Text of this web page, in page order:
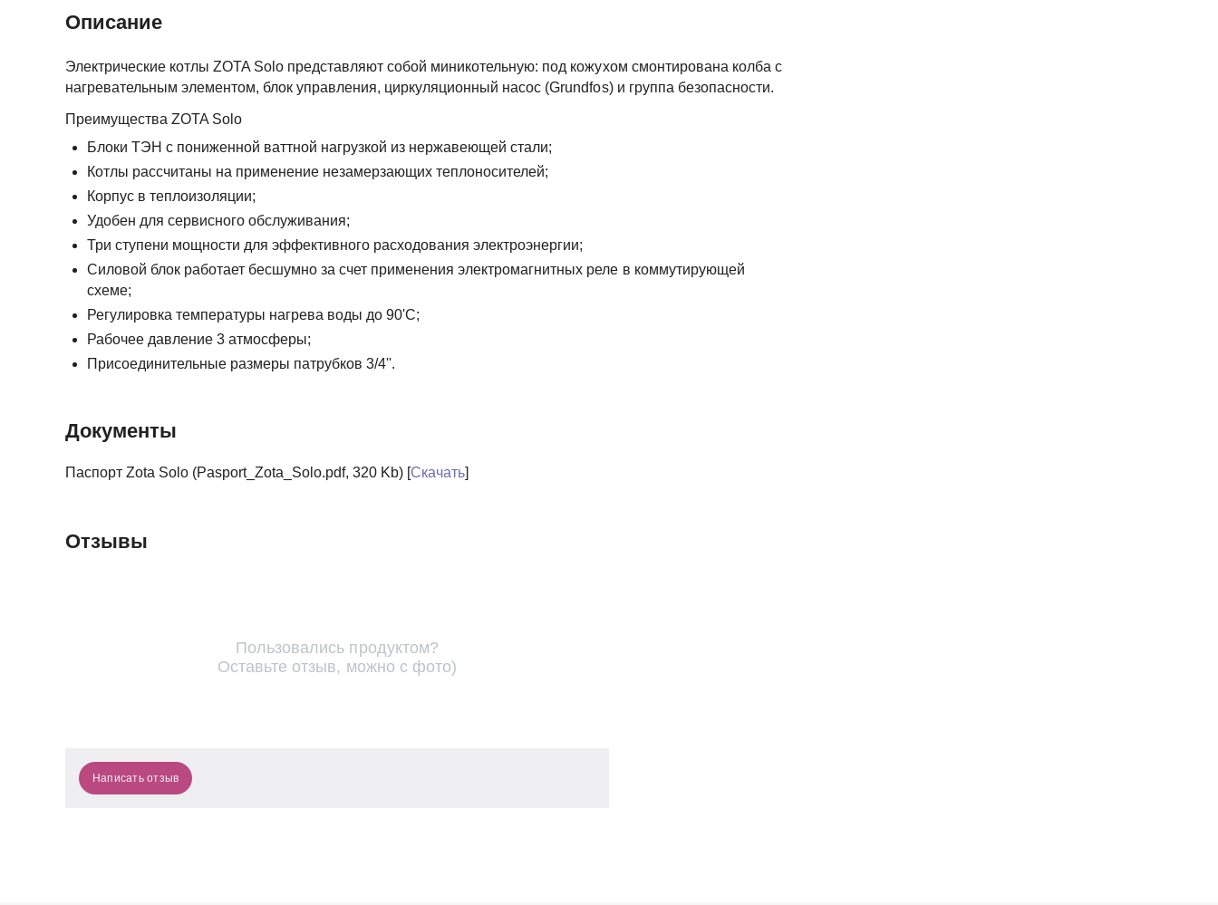
Описание
Электрические котлы ZOTA Solo представляют собой миникотельную: под кожухом смонтирована колба с
нагревательным элементом, блок управления, циркуляционный насос (Grundfos) и группа безопасности.
Преимущества ZOTA Solo
Блоки ТЭН с пониженной ваттной нагрузкой из нержавеющей стали;
Котлы рассчитаны на применение незамерзающих теплоносителей;
Корпус в теплоизоляции;
Удобен для сервисного обслуживания;
Три ступени мощности для эффективного расходования электроэнергии;
Силовой блок работает бесшумно за счет применения электромагнитных реле в коммутирующей
схеме;
Регулировка температуры нагрева воды до 90'С;
Рабочее давление 3 атмосферы;
Присоединительные размеры патрубков 3/4''.
Документы
Паспорт Zota Solo (Pasport_Zota_Solo.pdf, 320 Kb) [Скачать]
Отзывы
Пользовались продуктом?
Оставьте отзыв, можно с фото)
Написать отзыв